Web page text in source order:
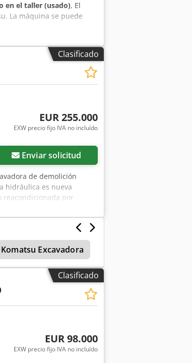
en el taller (usado), El
La máquina se puede
Clasificado
EUR 255.000
EXW precio fijo IVA no incluído
Enviar solicitud
de demolición
hidráulica es nueva
reacondicionada por
Komatsu Excavadora
Clasificado
EUR 98.000
EXW precio fijo IVA no incluído